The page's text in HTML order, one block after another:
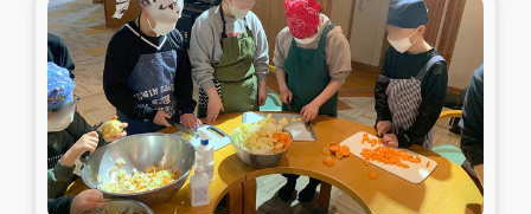
大雨による洪水被災者支援
カカオ生産者支援事業
シリア国内避難民・帰還民の生活再建支援